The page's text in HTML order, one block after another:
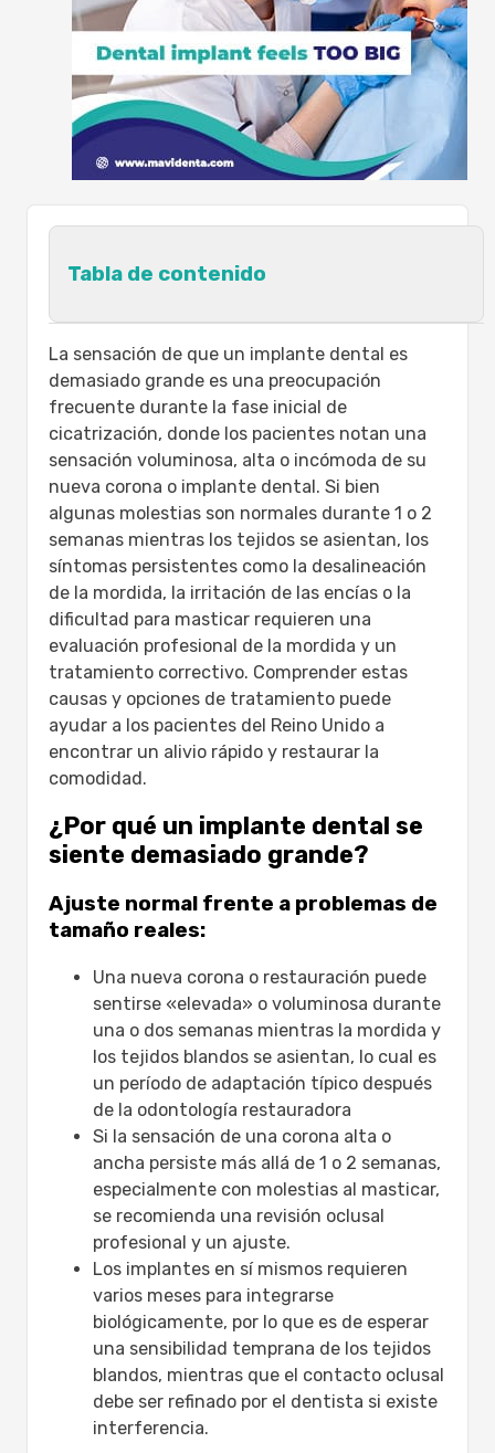
Tabla de contenido
¿Por qué un implante dental se siente
demasiado grande?
Ajuste normal frente a problemas de
tamaño reales:
Signos clínicos de que la
corona/implante puede ser
sobredimensionado:
¿Cuándo «se siente grande» indica
complicaciones?
Causas comunes de una sensación
de sobredimensionamiento:
Opciones de tratamiento en el Reino
Unido cuando un implante dental se
siente demasiado grande:
Evaluación y diagnóstico
profesionales:
necesario:
Vías de tratamiento del NHS frente
Costos y cobertura típicos en el Reino
Unido (rangos ilustrativos)
Precio privado típico en el Reino
Unido
Probabilidad
Notas
Prevención de problemas de tamaño de
los implantes dentales
Planificación y medición previas al
tratamiento
Imágenes 3D y flujos de trabajo
digitales:
Elegir el proveedor adecuado:
Monitoreo posterior a la colocación:
Experiencias y cronogramas de
pacientes del Reino Unido:
¿Cuándo buscar atención
inmediata?
Regulaciones y estándares del Reino
Unido:
La sensación de que un implante dental es
demasiado grande es una preocupación
frecuente durante la fase inicial de
cicatrización, donde los pacientes notan una
sensación voluminosa, alta o incómoda de su
nueva corona o implante dental. Si bien
algunas molestias son normales durante 1 o 2
semanas mientras los tejidos se asientan, los
síntomas persistentes como la desalineación
de la mordida, la irritación de las encías o la
dificultad para masticar requieren una
evaluación profesional de la mordida y un
tratamiento correctivo. Comprender estas
causas y opciones de tratamiento puede
ayudar a los pacientes del Reino Unido a
encontrar un alivio rápido y restaurar la
comodidad.
¿Por qué un implante dental se
siente demasiado grande?
Ajuste normal frente a problemas de
tamaño reales:
Una nueva corona o restauración puede
sentirse «elevada» o voluminosa durante
una o dos semanas mientras la mordida y
los tejidos blandos se asientan, lo cual es
un período de adaptación típico después
de la odontología restauradora
Si la sensación de una corona alta o
ancha persiste más allá de 1 o 2 semanas,
especialmente con molestias al masticar,
se recomienda una revisión oclusal
profesional y un ajuste.
Los implantes en sí mismos requieren
varios meses para integrarse
biológicamente, por lo que es de esperar
una sensibilidad temprana de los tejidos
blandos, mientras que el contacto oclusal
debe ser refinado por el dentista si existe
interferencia.